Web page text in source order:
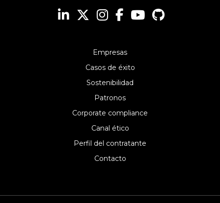
Empresas
Casos de éxito
Sostenibilidad
Patronos
Corporate compliance
Canal ético
Perfil del contratante
Contacto